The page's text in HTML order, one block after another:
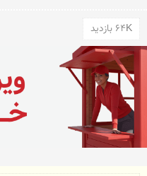
64K بازدید